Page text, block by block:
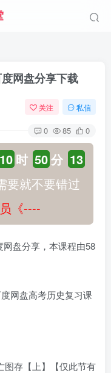
网盘分享下载
关注 私信
0 85 0
10 时 50分 13
要就不要错过
《----
盘分享，本课程由58
网盘高考历史复习课
图存【上】【仅此节有